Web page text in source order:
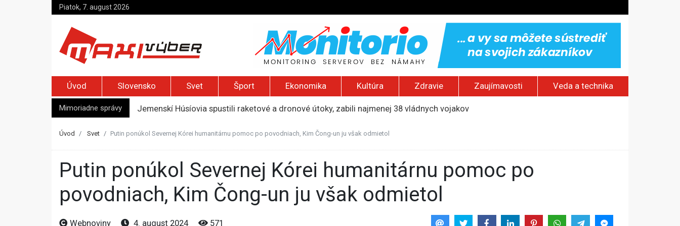
Piatok, 7. august 2026
Úvod Slovensko Svet Šport Ekonomika Kultúra Zdravie Zaujímavosti Veda a technika
Mimoriadne správy
Jemenskí Húsíovia spustili raketové a dronové útoky, zabili najmenej 38 vládnych vojakov
Irán pohrozil susedom, že „zhasne celý Perzský záliv“, pripravil zoznam cieľov
Úvod Svet Putin ponúkol Severnej Kórei humanitárnu pomoc po povodniach, Kim Čong-un ju však odmietol
Putin ponúkol Severnej Kórei humanitárnu pomoc po
povodniach, Kim Čong-un ju však odmietol
Webnoviny 4. august 2024 571